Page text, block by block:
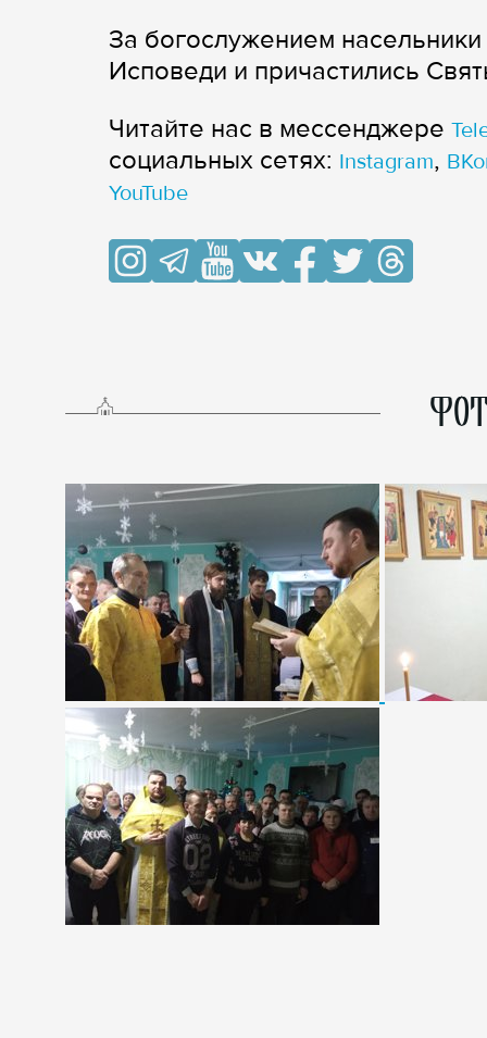
За богослужением насельники
Исповеди и причастились
Читайте нас в мессенджере
cоциальных сетях: Instagram,
YouTube